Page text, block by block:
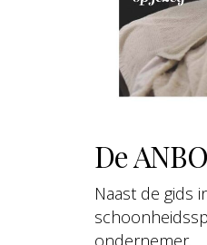
De
Naast de gids